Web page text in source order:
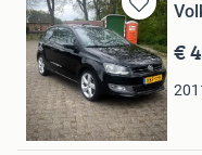
Bewaren
in
Mijn
Favorieten
€
Marc Schiphorst
Beek